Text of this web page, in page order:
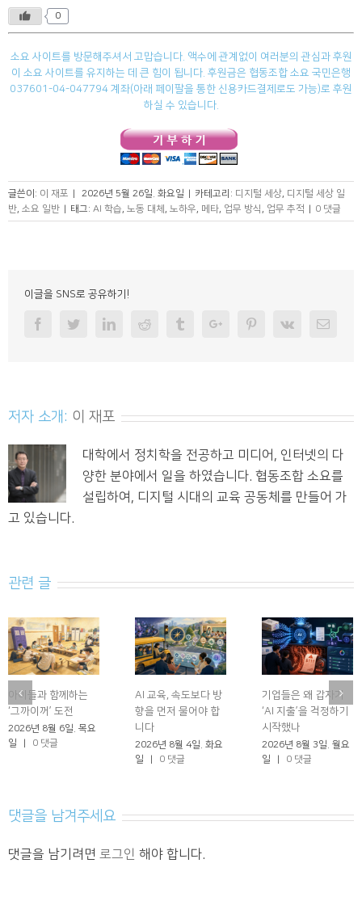
0
소요 사이트를 방문해주셔서 고맙습니다. 액수에 관계없이 여러분의 관심과 후원
이 소요 사이트를 유지하는 데 큰 힘이 됩니다. 후원금은 협동조합 소요 국민은행
037601-04-047794 계좌(아래 페이팔을 통한 신용카드결제로도 가능)로 후원
하실 수 있습니다.
글쓴이: 이 재포 | 2026년 5월 26일. 화요일 | 카테고리: 디지털 세상, 디지털 세상 일
반, 소요 일반 | 태그: AI 학습, 노동 대체 , 노하우, 메타, 업무 방식 , 업무 추적 | 0 댓글
이글을 SNS로 공유하기!
FacebookTwitterLinkedinReddit TumblrGoogleplusPinterest
Vk Email
저자 소개: 이 재포
대학에서 정치학을 전공하고 미디어, 인터넷의 다
양한 분야에서 일을 하였습니다. 협동조합 소요를
설립하여, 디지털 시대의 교육 공동체를 만들어 가
고 있습니다.
관련 글
아이들과 함께하는
‘그까이꺼’ 도전
2026년 8월 6일. 목요
일
0 댓글
AI 교육, 속도보다 방
향을 먼저 물어야 합
니다
2026년 8월 4일. 화요
일
0 댓글
기업들은 왜 갑자기
‘AI 지출’을 걱정하기
시작했나
2026년 8월 3일. 월요
일
0 댓글
댓글을 남겨주세요
댓글을 남기려면 로그인 해야 합니다.